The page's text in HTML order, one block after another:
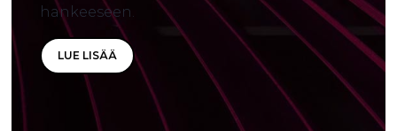
hankeeseen.
LUE LISÄÄ